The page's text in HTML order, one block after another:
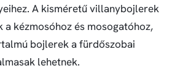
A kisméretű villanybojlerek
kézmosóhoz és mosogatóhoz,
bojlerek a fürdőszobai
lehetnek.